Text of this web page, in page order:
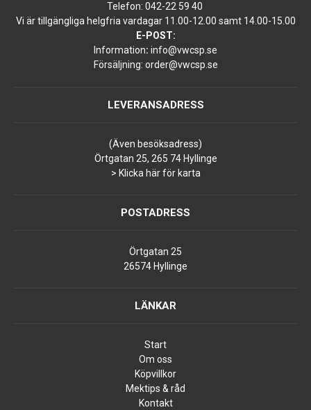
Telefon: 042-22 59 40
Vi är tillgängliga helgfria vardagar 11.00-12.00 samt 14.00-15.00
E-POST:
Information: info@vwcsp.se
Försäljning: order@vwcsp.se
LEVERANSADRESS
(Även besöksadress)
Örtgatan 25, 265 74 Hyllinge
> Klicka här för karta
POSTADRESS
Örtgatan 25
26574 Hyllinge
LÄNKAR
Start
Om oss
Köpvillkor
Mektips & råd
Kontakt